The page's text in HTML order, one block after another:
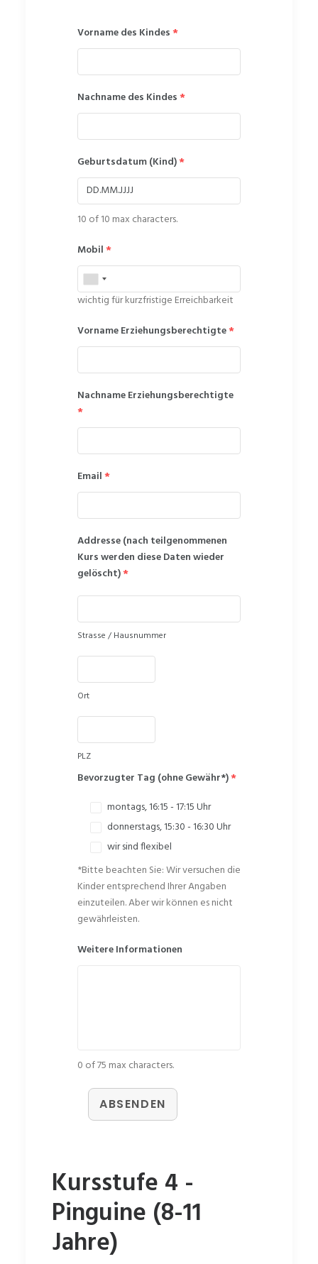
Vorname des Kindes*
Nachname des Kindes*
Geburtsdatum (Kind)*
10 of 10 max characters.
Mobil*
wichtig für kurzfristige Erreichbarkeit
Vorname Erziehungsberechtigte*
Nachname Erziehungsberechtigte
*
Email*
Addresse (nach teilgenommenen
Kurs werden diese Daten wieder
gelöscht)*
Strasse / Hausnummer
Ort
PLZ
Bevorzugter Tag (ohne Gewähr*)*
montags, 16:15 - 17:15 Uhr
donnerstags, 15:30 - 16:30 Uhr
wir sind flexibel
*Bitte beachten Sie: Wir versuchen die
Kinder entsprechend Ihrer Angaben
einzuteilen. Aber wir können es nicht
gewährleisten.
Weitere Informationen
0 of 75 max characters.
ABSENDEN
Kursstufe 4 -
Pinguine (8-11
Jahre)